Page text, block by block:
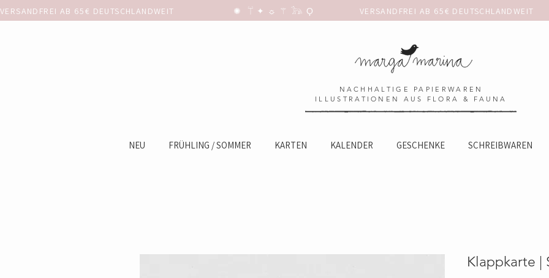
VERSANDFREI AB 65€ DEUTSCHLANDWEIT                      ✺  𓋼 ✦ ☼ ⚚ 𓃥 Ϙ
NACHHALTIGE PAPIERWAREN
ILLUSTRATIONEN AUS FLORA & FAUNA
NEU FRÜHLING / SOMMER KARTEN KALENDER GESCHENKE SCHREIBWAREN
Klappkarte |